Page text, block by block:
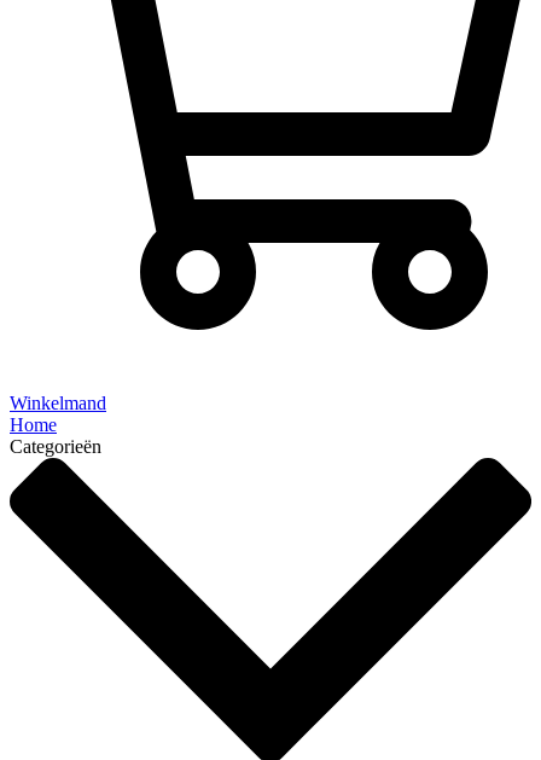
Winkelmand
Home
Categorieën